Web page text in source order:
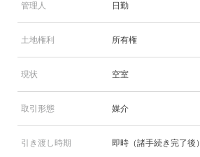
管理人 日勤
土地権利 所有権
現状 空室
取引形態 媒介
引き渡し時期 即時（諸手続き完了後）